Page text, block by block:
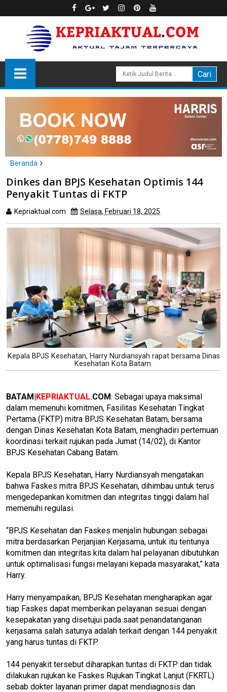
Beranda
Batam
Dinkes dan BPJS Kesehatan Optimis 144 Penyakit Tuntas di
FKTP
Dinkes dan BPJS Kesehatan Optimis 144
Penyakit Tuntas di FKTP
Kepriaktual.com Selasa, Februari 18, 2025
Kepala BPJS Kesehatan, Harry Nurdiansyah rapat bersama Dinas
Kesehatan Kota Batam.
BATAM|KEPRIAKTUAL.COM: Sebagai upaya maksimal
dalam memenuhi komitmen, Fasilitas Kesehatan Tingkat
Pertama (FKTP) mitra BPJS Kesehatan Batam, bersama
dengan Dinas Kesehatan Kota Batam, menghadiri pertemuan
koordinasi terkait rujukan pada Jumat (14/02), di Kantor
BPJS Kesehatan Cabang Batam.
Kepala BPJS Kesehatan, Harry Nurdiansyah mengatakan
bahwa Faskes mitra BPJS Kesehatan, dihimbau untuk terus
mengedepankan komitmen dan integritas tinggi dalam hal
memenuhi regulasi.
“BPJS Kesehatan dan Faskes menjalin hubungan sebagai
mitra berdasarkan Perjanjian Kerjasama, untuk itu tentunya
komitmen dan integritas kita dalam hal pelayanan dibutuhkan
untuk optimalisasi fungsi melayani kepada masyarakat,” kata
Harry.
Harry menyampaikan, BPJS Kesehatan mengharapkan agar
tiap Faskes dapat memberikan pelayanan sesuai dengan
kesepakatan yang disetujui pada saat penandatanganan
kerjasama salah satunya adalah terkait dengan 144 penyakit
yang harus tuntas di FKTP.
144 penyakit tersebut diharapkan tuntas di FKTP dan tidak
dilakukan rujukan ke Faskes Rujukan Tingkat Lanjut (FKRTL)
sebab dokter layanan primer dapat mendiagnosis dan